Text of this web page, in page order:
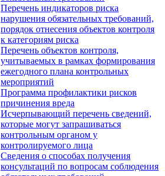
Перечень индикаторов риска
нарушения обязательных требований,
порядок отнесения объектов контроля
к категориям риска
Перечень объектов контроля,
учитываемых в рамках формирования
ежегодного плана контрольных
мероприятий
Программа профилактики рисков
причинения вреда
Исчерпывающий перечень сведений,
которые могут запрашиваться
контрольным органом у
контролируемого лица
Сведения о способах получения
консультаций по вопросам соблюдения